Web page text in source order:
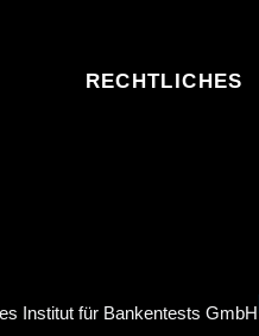
RECHTLICHES
Institut für Bankentests GmbH